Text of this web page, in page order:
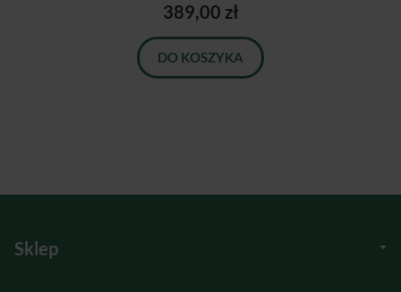
389,00 zł
DO KOSZYKA
Sklep